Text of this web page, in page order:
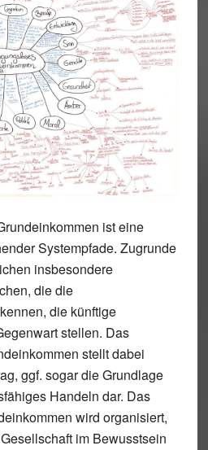
ist eine
Systempfade. Zugrunde
insbesondere
die die
die künftige
stellen. Das
stellt dabei
ggf. sogar die Grundlage
Handeln dar. Das
wird organisiert,
im Bewusstsein